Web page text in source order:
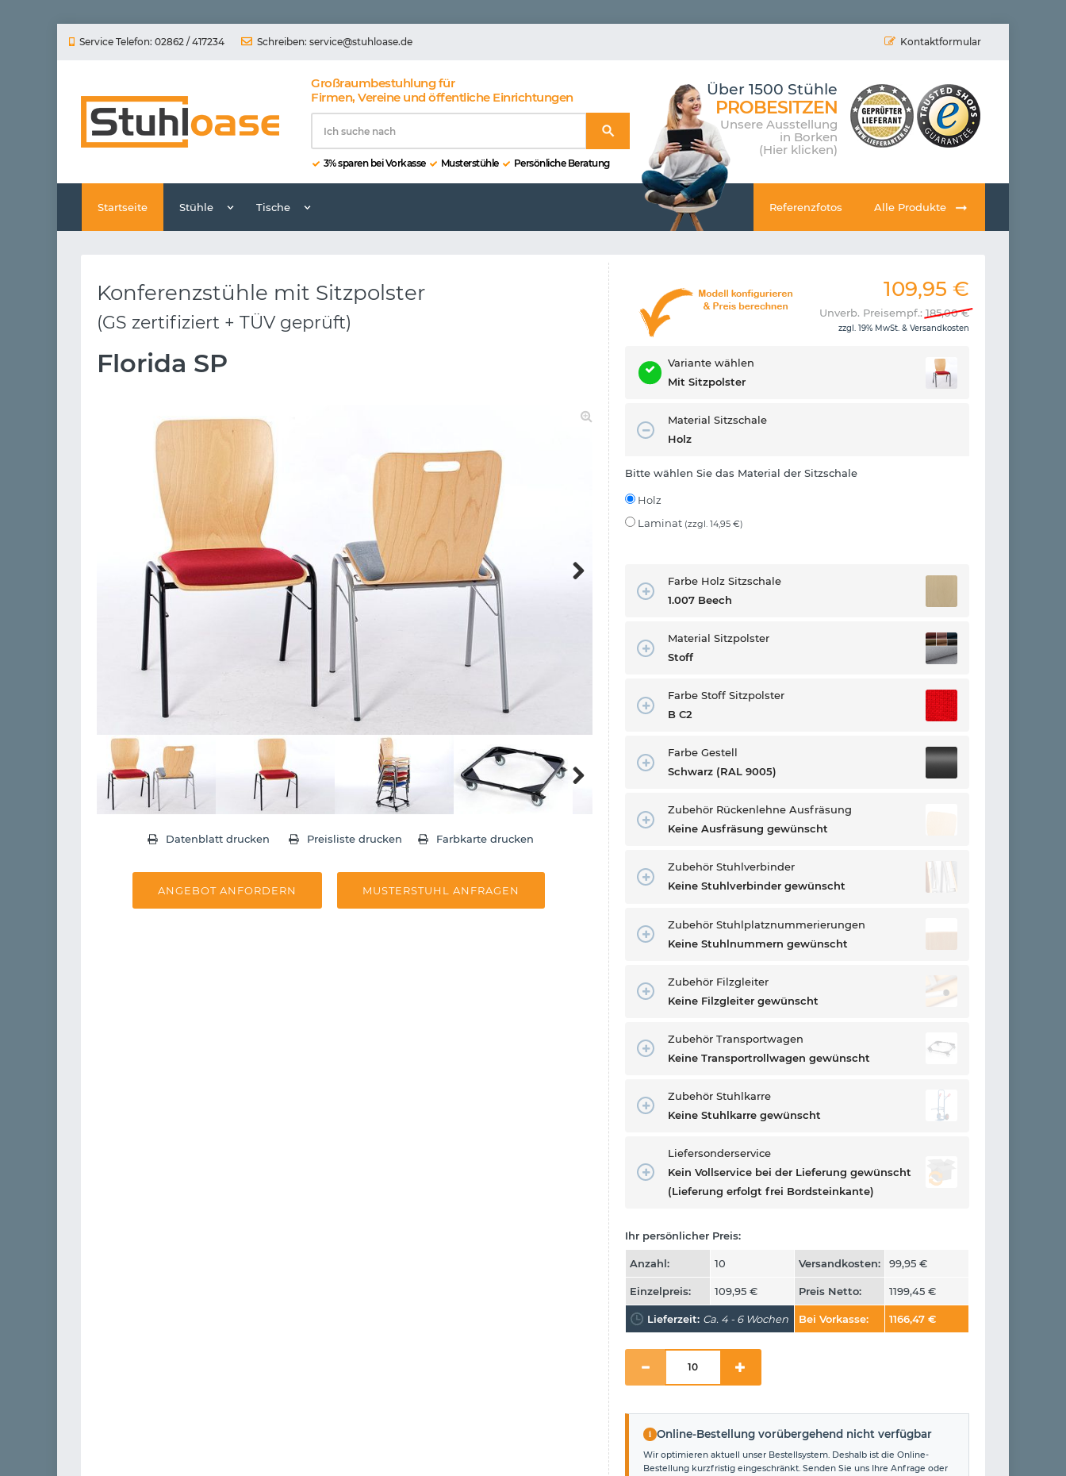
Service Telefon: 02862 / 417234 Schreiben: service@stuhloase.de Kontaktformular
Großraumbestuhlung für
Firmen, Vereine und öffentliche Einrichtungen
3% sparen bei Vorkasse Musterstühle Persönliche Beratung
Über 1500 Stühle
PROBESITZEN
Unsere Ausstellung
in Borken
(Hier klicken)
Startseite Stühle Tische Referenzfotos Alle Produkte
Konferenzstühle mit Sitzpolster
(GS zertifiziert + TÜV geprüft)
Florida SP
Datenblatt drucken Preisliste drucken Farbkarte drucken
ANGEBOT ANFORDERN MUSTERSTUHL ANFRAGEN
109,95 €
Unverb. Preisempf.: 185,00€
zzgl. 19% MwSt. & Versandkosten
Variante wählen
Mit Sitzpolster
Material Sitzschale
Holz
Bitte wählen Sie das Material der Sitzschale
Holz
Laminat (zzgl. 14,95 €)
Farbe Holz Sitzschale
1.007 Beech
Material Sitzpolster
Stoff
Farbe Stoff Sitzpolster
B C2
Farbe Gestell
Schwarz (RAL 9005)
Zubehör Rückenlehne Ausfräsung
Keine Ausfräsung gewünscht
Zubehör Stuhlverbinder
Keine Stuhlverbinder gewünscht
Zubehör Stuhlplatznummerierungen
Keine Stuhlnummern gewünscht
Zubehör Filzgleiter
Keine Filzgleiter gewünscht
Zubehör Transportwagen
Keine Transportrollwagen gewünscht
Zubehör Stuhlkarre
Keine Stuhlkarre gewünscht
Liefersonderservice
Kein Vollservice bei der Lieferung gewünscht
(Lieferung erfolgt frei Bordsteinkante)
Ihr persönlicher Preis:
Anzahl: 10 Versandkosten: 99,95 €
Einzelpreis: 109,95 € Preis Netto: 1199,45 €
Lieferzeit: Ca. 4 - 6 Wochen Bei Vorkasse: 1166,47 €
i Online-Bestellung vorübergehend nicht verfügbar
Wir optimieren aktuell unser Bestellsystem. Deshalb ist die Online-
Bestellung kurzfristig eingeschränkt. Senden Sie uns Ihre Anfrage oder